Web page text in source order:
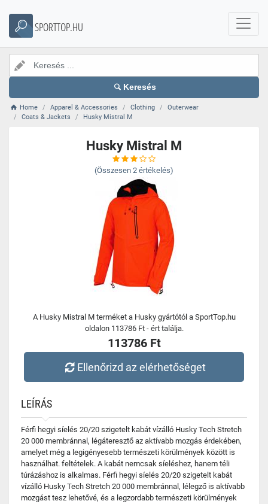
SPORTTOP.HU
Keresés
Home Apparel & Accessories Clothing
Outerwear
Coats & Jackets
Husky Mistral M
Husky Mistral M
(Összesen 2 értékelés)
A Husky Mistral M terméket a Husky gyártótól a SportTop.hu
oldalon 113786 Ft - ért találja.
113786 Ft
Ellenőrizd az elérhetőséget
LEÍRÁS
Férfi hegyi síelés 20/20 szigetelt kabát vízálló Husky Tech Stretch
20 000 membránnal, légáteresztő az aktívabb mozgás érdekében,
amelyet még a legigényesebb természeti körülmények között is
használhat. feltételek. A kabát nemcsak síeléshez, hanem téli
túrázáshoz is alkalmas. Férfi hegyi síelés 20/20 szigetelt kabát
vízálló Husky Tech Stretch 20 000 membránnal, lélegző is aktívabb
mozgást tesz lehetővé, és a legzordabb természeti körülmények